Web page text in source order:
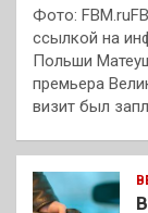
Фото:
ссылкой на
Польши
премьера
визит был